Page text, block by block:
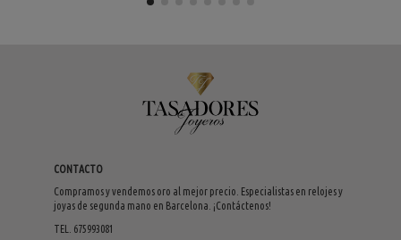
CONTACTO
Compramos y vendemos oro al mejor precio. Especialistas en relojes y
joyas de segunda mano en Barcelona. ¡Contáctenos!
TEL. 675993081